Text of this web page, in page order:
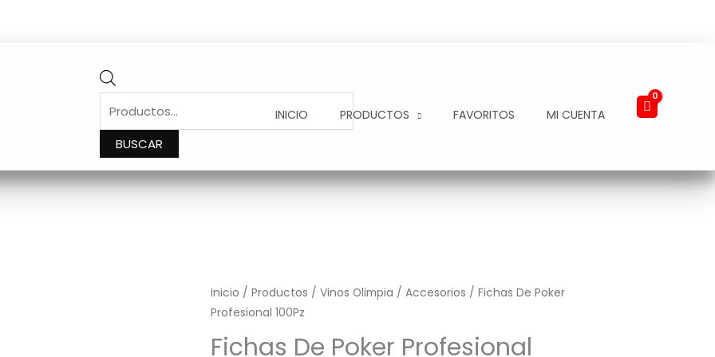
PRODUCTS
BUSCAR
INICIO PRODUCTOS FAVORITOS MI CUENTA
Inicio / Productos / Vinos Olimpia / Accesorios / Fichas De Poker
Profesional 100Pz
Fichas De Poker Profesional